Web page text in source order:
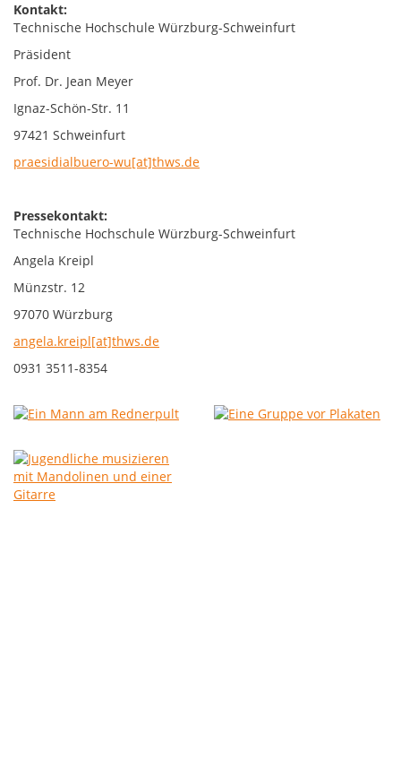
Kontakt:
Technische Hochschule Würzburg-Schweinfurt
Präsident
Prof. Dr. Jean Meyer
Ignaz-Schön-Str. 11
97421 Schweinfurt
praesidialbuero-wu[at]thws.de
Pressekontakt:
Technische Hochschule Würzburg-Schweinfurt
Angela Kreipl
Münzstr. 12
97070 Würzburg
angela.kreipl[at]thws.de
0931 3511-8354